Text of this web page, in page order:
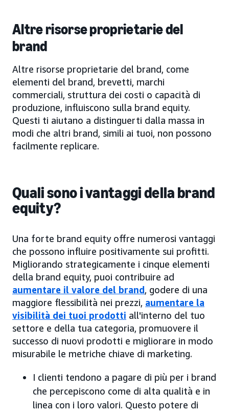
Altre risorse proprietarie del
brand
Altre risorse proprietarie del brand, come
elementi del brand, brevetti, marchi
commerciali, struttura dei costi o capacità di
produzione, influiscono sulla brand equity.
Questi ti aiutano a distinguerti dalla massa in
modi che altri brand, simili ai tuoi, non possono
facilmente replicare.
Quali sono i vantaggi della brand
equity?
Una forte brand equity offre numerosi vantaggi
che possono influire positivamente sui profitti.
Migliorando strategicamente i cinque elementi
della brand equity, puoi contribuire ad
aumentare il valore del brand, godere di una
maggiore flessibilità nei prezzi, aumentare la
visibilità dei tuoi prodotti all'interno del tuo
settore e della tua categoria, promuovere il
successo di nuovi prodotti e migliorare in modo
misurabile le metriche chiave di marketing.
I clienti tendono a pagare di più per i brand
che percepiscono come di alta qualità e in
linea con i loro valori. Questo potere di